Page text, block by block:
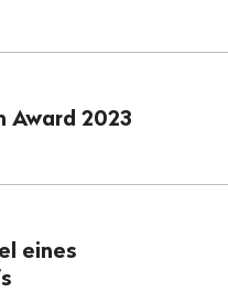
2023
eines